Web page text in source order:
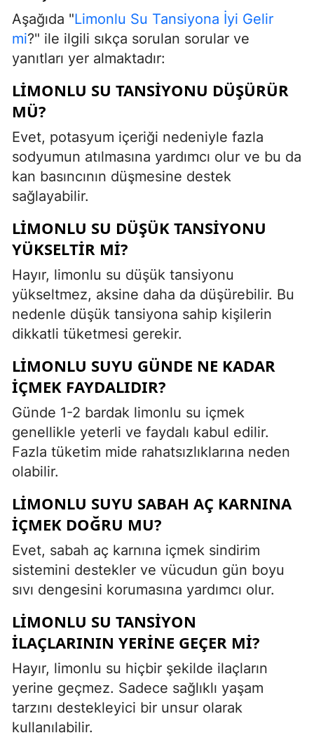
Aşağıda "Limonlu Su Tansiyona İyi Gelir
mi?" ile ilgili sıkça sorulan sorular ve
yanıtları yer almaktadır:
LIMONLU SU TANSIYONU DÜŞÜRÜR
MÜ?
Evet, potasyum içeriği nedeniyle fazla
sodyumun atılmasına yardımcı olur ve bu da
kan basıncının düşmesine destek
sağlayabilir.
LIMONLU SU DÜŞÜK TANSIYONU
YÜKSELTIR MI?
Hayır, limonlu su düşük tansiyonu
yükseltmez, aksine daha da düşürebilir. Bu
nedenle düşük tansiyona sahip kişilerin
dikkatli tüketmesi gerekir.
LIMONLU SUYU GÜNDE NE KADAR
IÇMEK FAYDALIDIR?
Günde 1-2 bardak limonlu su içmek
genellikle yeterli ve faydalı kabul edilir.
Fazla tüketim mide rahatsızlıklarına neden
olabilir.
LIMONLU SUYU SABAH AÇ KARNINA
IÇMEK DOĞRU MU?
Evet, sabah aç karnına içmek sindirim
sistemini destekler ve vücudun gün boyu
sıvı dengesini korumasına yardımcı olur.
LIMONLU SU TANSIYON
ILAÇLARININ YERINE GEÇER MI?
Hayır, limonlu su hiçbir şekilde ilaçların
yerine geçmez. Sadece sağlıklı yaşam
tarzını destekleyici bir unsur olarak
kullanılabilir.